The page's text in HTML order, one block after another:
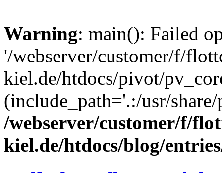
Warning: main(): Failed
'/webserver/customer/f/
kiel.de/htdocs/pivot/
(include_path='.:/usr/
/webserver/customer/f/
kiel.de/htdocs/blog/